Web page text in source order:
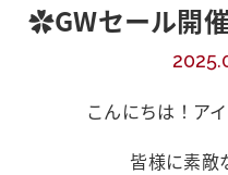
✿GWセール開
こんにちは！ア
皆様に素敵